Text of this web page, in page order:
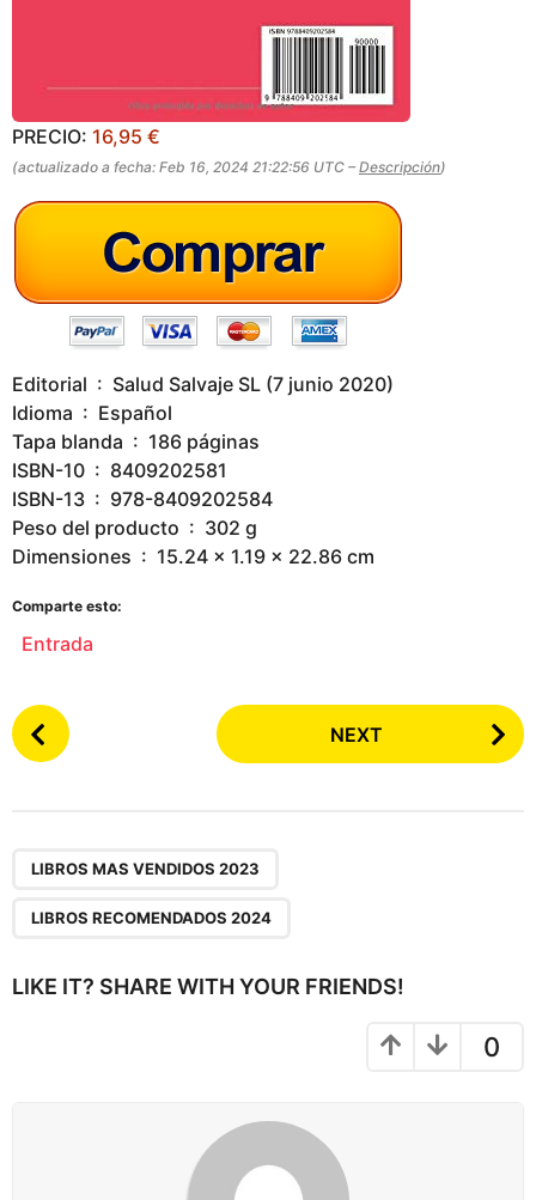
PRECIO: 16,95 €
(actualizado a fecha: Feb 16, 2024 21:22:56 UTC – Descripción)
Editorial ‏ : ‎ Salud Salvaje SL (7 junio 2020)
Idioma ‏ : ‎ Español
Tapa blanda ‏ : ‎ 186 páginas
ISBN-10 ‏ : ‎ 8409202581
ISBN-13 ‏ : ‎ 978-8409202584
Peso del producto ‏ : ‎ 302 g
Dimensiones ‏ : ‎ 15.24 x 1.19 x 22.86 cm
Comparte esto:
Entrada
P
o
a
NEXT
LIBROS MAS VENDIDOS 2023
LIBROS RECOMENDADOS 2024
LIKE IT? SHARE WITH YOUR FRIENDS!
0